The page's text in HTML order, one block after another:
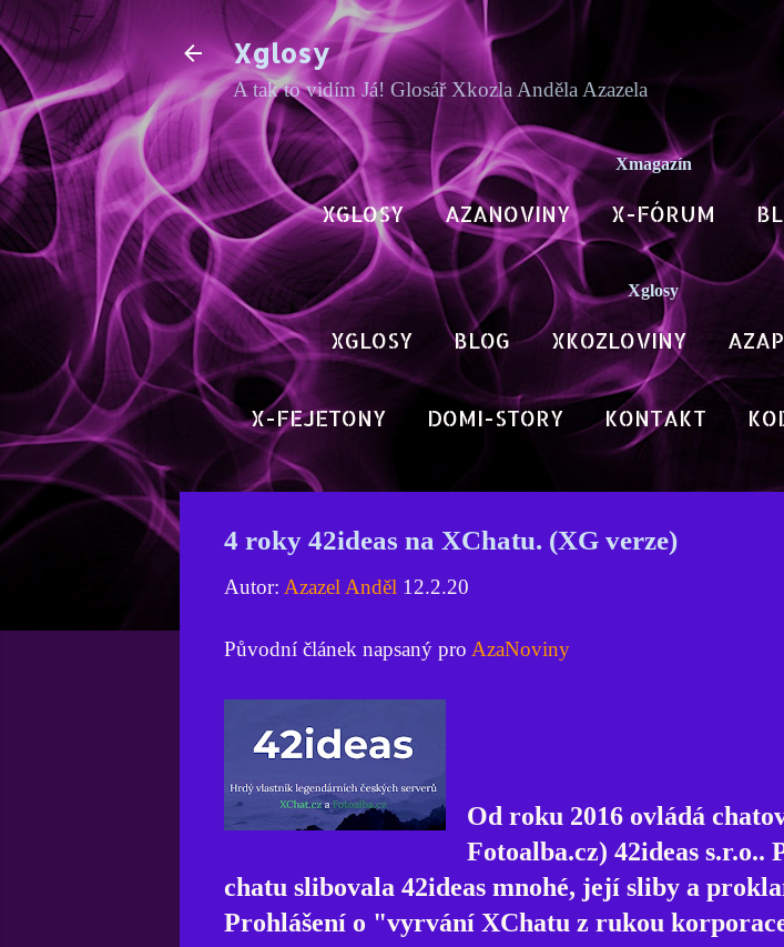
Xglosy
A tak to vidím Já! Glosář Xkozla Anděla Azazela
Xmagazín
XGLOSY AZANOVINY X-FÓRUM
Xglosy
XGLOSY BLOG XKOZLOVINY
X-FEJETONY DOMI-STORY KONTAKT
4 roky 42ideas na XChatu. (XG verze)
Autor: Azazel Anděl 12.2.20
Původní článek napsaný pro AzaNoviny
Od roku 2016 ovládá
Fotoalba.cz) 42ideas s.r.o..
chatu slibovala 42ideas mnohé, její sliby a
Prohlášení o "vyrvání XChatu z rukou